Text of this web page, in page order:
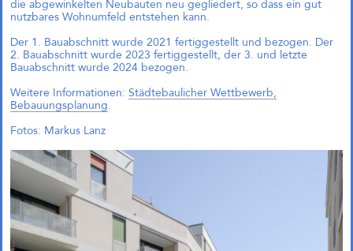
Architekturzentrum (DAZ) am
28.05.2026 um 19 Uhr und stellt
Genossenschaftsprojekt Das große
kleine Haus vor.
Richtfest für Das große kleine
München
die abgewinkelten Neubauten neu gegliedert, so dass ein gut
nutzbares Wohnumfeld entstehen kann.
Der 1. Bauabschnitt wurde 2021 fertiggestellt und bezogen. Der
2. Bauabschnitt wurde 2023 fertiggestellt, der 3. und letzte
Bauabschnitt wurde 2024 bezogen.
Weitere Informationen: Städtebaulicher Wettbewerb,
Bebauungsplanung.
Fotos: Markus Lanz